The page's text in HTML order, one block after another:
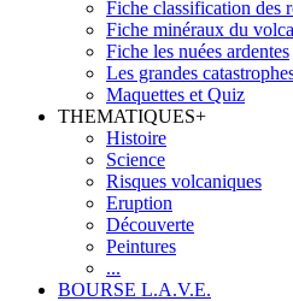
Fiche classification des
Fiche minéraux du
Fiche les nuées ardentes
Les grandes
Maquettes et Quiz
THEMATIQUES+
Histoire
Science
Risques volcaniques
Eruption
Découverte
Peintures
...
BOURSE L.A.V.E.